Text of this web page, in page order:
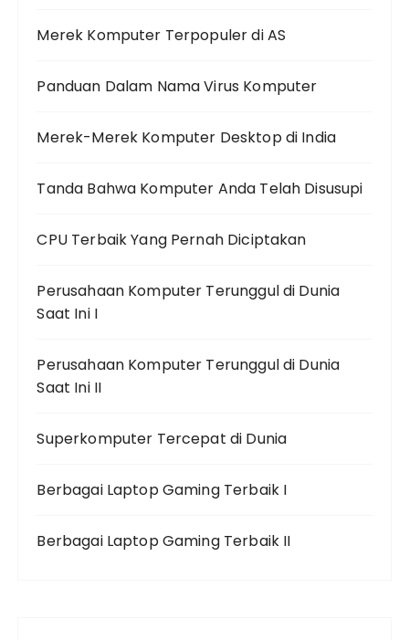
Merek Komputer Terpopuler di AS
Panduan Dalam Nama Virus Komputer
Merek-Merek Komputer Desktop di India
Tanda Bahwa Komputer Anda Telah Disusupi
CPU Terbaik Yang Pernah Diciptakan
Perusahaan Komputer Terunggul di Dunia
Saat Ini I
Perusahaan Komputer Terunggul di Dunia
Saat Ini II
Superkomputer Tercepat di Dunia
Berbagai Laptop Gaming Terbaik I
Berbagai Laptop Gaming Terbaik II